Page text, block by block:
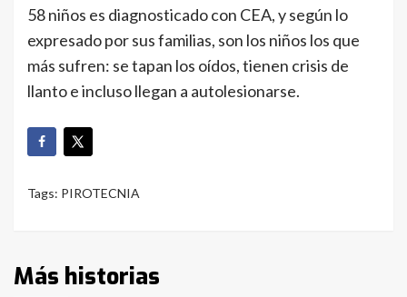
58 niños es diagnosticado con CEA, y según lo
expresado por sus familias, son los niños los que
más sufren: se tapan los oídos, tienen crisis de
llanto e incluso llegan a autolesionarse.
Tags: PIROTECNIA
Más historias